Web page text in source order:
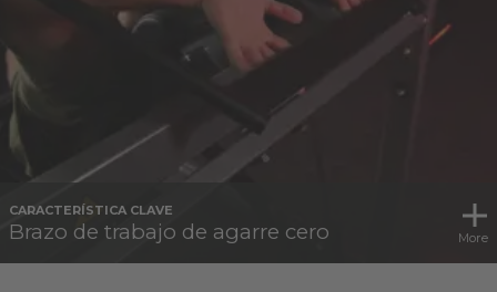
CARACTERÍSTICA CLAVE
Brazo de trabajo de agarre cero More